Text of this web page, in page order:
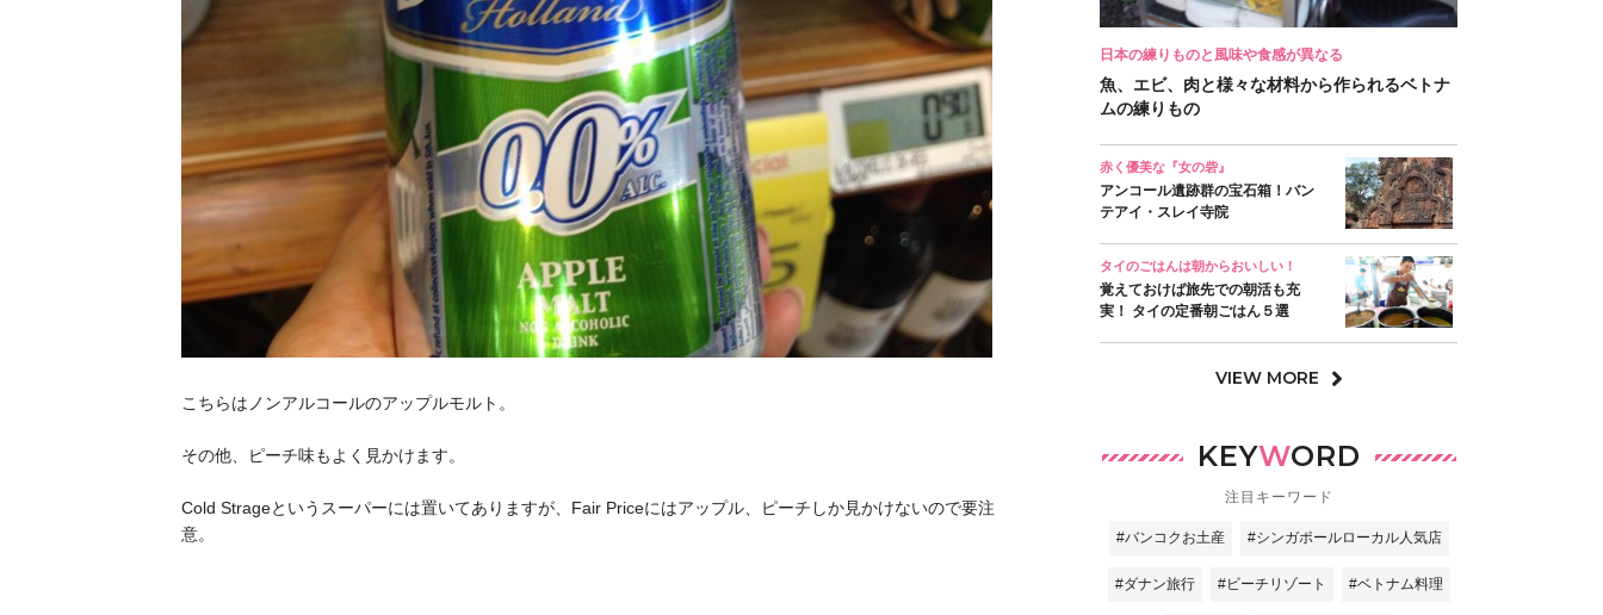
こちらはノンアルコールのアップルモルト。
その他、ピーチ味もよく見かけます。
Cold Strageというスーパーには置いてありますが、Fair Priceにはアップル、ピーチしか見かけないので要注
意。
日本の練りものと風味や食感が異なる
魚、エビ、肉と様々な材料から作られるベトナ
ムの練りもの
赤く優美な『女の砦』
アンコール遺跡群の宝石箱！バン
テアイ・スレイ寺院
タイのごはんは朝からおいしい！
覚えておけば旅先での朝活も充
実！ タイの定番朝ごはん５選
VIEW MORE
KEYWORD
注目キーワード
#バンコクお土産 #シンガポールローカル人気店
#ダナン旅行 #ビーチリゾート #ベトナム料理